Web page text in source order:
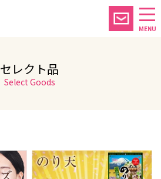
MENU
セレクト品
Select Goods